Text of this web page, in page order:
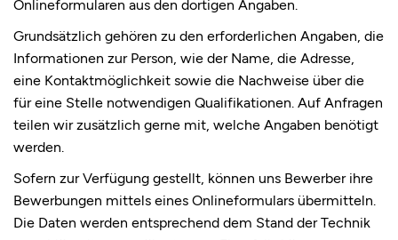
Onlineformularen aus den dortigen Angaben.
Grundsätzlich gehören zu den erforderlichen Angaben, die
Informationen zur Person, wie der Name, die Adresse,
eine Kontaktmöglichkeit sowie die Nachweise über die
für eine Stelle notwendigen Qualifikationen. Auf Anfragen
teilen wir zusätzlich gerne mit, welche Angaben benötigt
werden.
Sofern zur Verfügung gestellt, können uns Bewerber ihre
Bewerbungen mittels eines Onlineformulars übermitteln.
Die Daten werden entsprechend dem Stand der Technik